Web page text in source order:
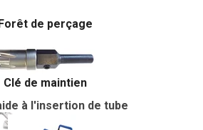
Forêt de perçage
Clé de maintien
à l'insertion de tube